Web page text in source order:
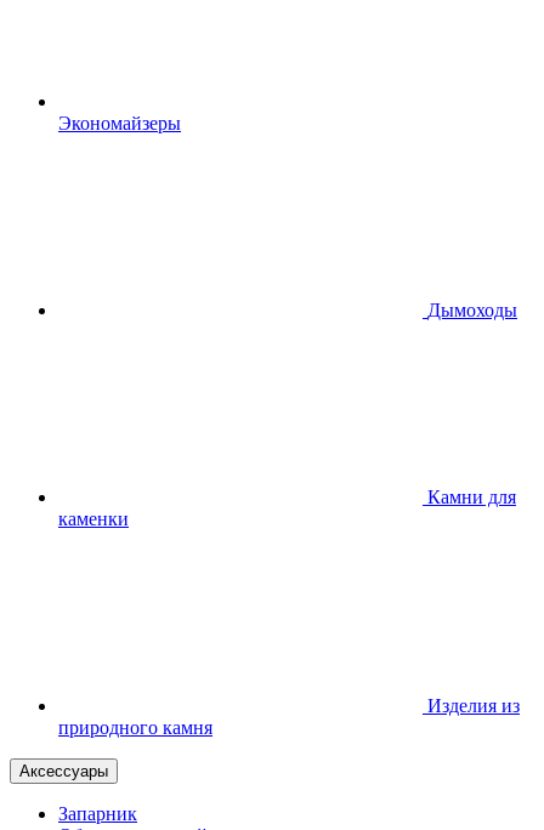
Экономайзеры
Дымоходы
Камни для
каменки
Изделия из
природного камня
Аксессуары
Запарник